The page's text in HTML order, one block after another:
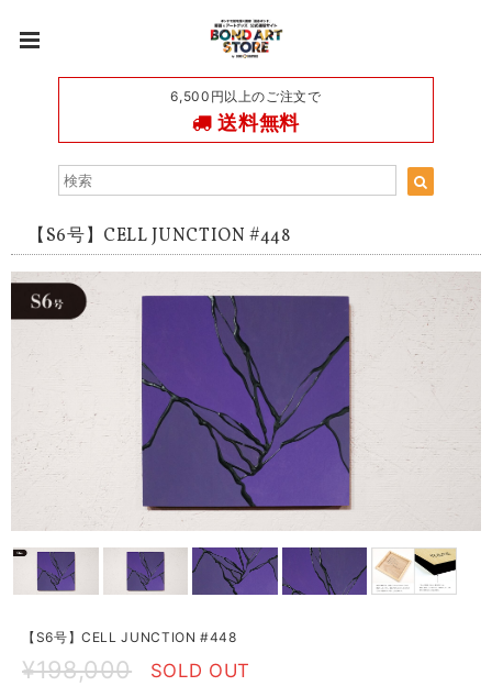
6,500円以上のご注文で
送料無料
【S6号】CELL JUNCTION #448
【S6号】CELL JUNCTION #448
¥198,000 SOLD OUT